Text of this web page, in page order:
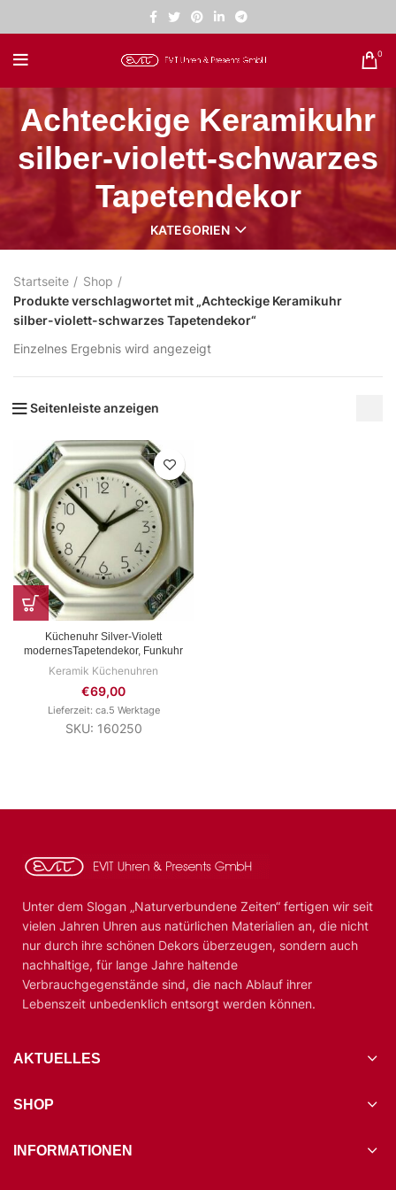
0
Achteckige Keramikuhr
silber-violett-schwarzes
Tapetendekor
KATEGORIEN
Startseite
Shop
Produkte verschlagwortet mit „Achteckige Keramikuhr
silber-violett-schwarzes Tapetendekor“
Einzelnes Ergebnis wird angezeigt
Seitenleiste anzeigen
Küchenuhr Silver-Violett
modernesTapetendekor, Funkuhr
Keramik Küchenuhren
€69,00
Lieferzeit: ca.5 Werktage
SKU: 160250
Unter dem Slogan „Naturverbundene Zeiten“ fertigen wir seit
vielen Jahren Uhren aus natürlichen Materialien an, die nicht
nur durch ihre schönen Dekors überzeugen, sondern auch
nachhaltige, für lange Jahre haltende
Verbrauchgegenstände sind, die nach Ablauf ihrer
Lebenszeit unbedenklich entsorgt werden können.
AKTUELLES
SHOP
INFORMATIONEN